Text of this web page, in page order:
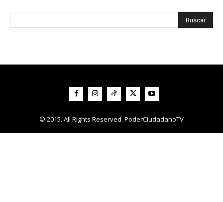
© 2015. All Rights Reserved. PoderCiudadanoTV